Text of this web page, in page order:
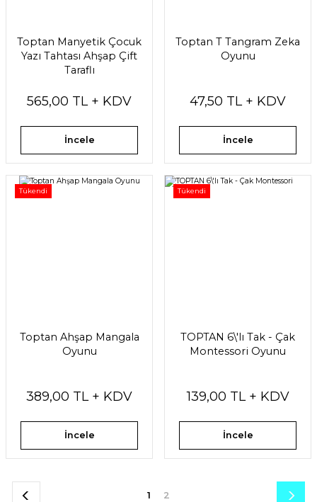
Toptan Manyetik Çocuk
Yazı Tahtası Ahşap Çift
Taraflı
565,00 TL + KDV
İncele
Toptan T Tangram Zeka
Oyunu
47,50 TL + KDV
İncele
Tükendi
Toptan Ahşap Mangala
Oyunu
389,00 TL + KDV
İncele
Tükendi
TOPTAN 6\'lı Tak - Çak
Montessori Oyunu
139,00 TL + KDV
İncele
1 2